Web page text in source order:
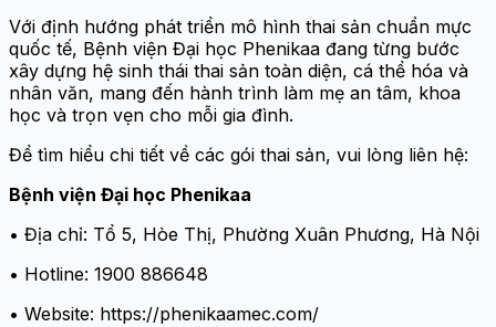
Với định hướng phát triển mô hình thai sản chuẩn mực
quốc tế, Bệnh viện Đại học Phenikaa đang từng bước
xây dựng hệ sinh thái thai sản toàn diện, cá thể hóa và
nhân văn, mang đến hành trình làm mẹ an tâm, khoa
học và trọn vẹn cho mỗi gia đình.
Để tìm hiểu chi tiết về các gói thai sản, vui lòng liên hệ:
Bệnh viện Đại học Phenikaa
• Địa chỉ: Tổ 5, Hòe Thị, Phường Xuân Phương, Hà Nội
• Hotline: 1900 886648
• Website: https://phenikaamec.com/